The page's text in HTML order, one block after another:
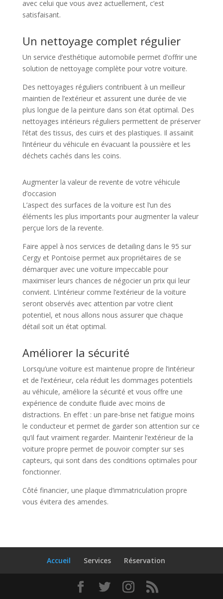
avec celui que vous avez actuellement, c’est
satisfaisant.
Un nettoyage complet régulier
Un service d’esthétique automobile permet d’offrir une
solution de nettoyage complète pour votre voiture.
Des nettoyages réguliers contribuent à un meilleur
maintien de l’extérieur et assurent une durée de vie
plus longue de la peinture dans son état optimal. Des
nettoyages intérieurs réguliers permettent de préserver
l’état des tissus, des cuirs et des plastiques. Il assainit
l’intérieur du véhicule en évacuant la poussière et les
déchets cachés dans les coins.
Augmenter la valeur de revente de votre véhicule
d’occasion
L’aspect des surfaces de la voiture est l’un des
éléments les plus importants pour augmenter la valeur
perçue lors de la revente.
Faire appel à nos services de detailing dans le 95 sur
Cergy et Pontoise permet aux propriétaires de se
démarquer avec une voiture impeccable pour
maximiser leurs chances de négocier un prix qui leur
convient. L’intérieur comme l’extérieur de la voiture
seront observés avec attention par votre client
potentiel, et nous allons nous assurer que chaque
détail soit un état optimal.
Améliorer la sécurité
Lorsqu’une voiture est maintenue propre de l’intérieur
et de l’extérieur, cela réduit les dommages potentiels
au véhicule, améliore la sécurité et vous offre une
expérience de conduite fluide avec moins de
distractions. En effet : un pare-brise net fatigue moins
le conducteur et permet de garder son attention sur ce
qu’il faut vraiment regarder. Maintenir l’extérieur de la
voiture propre permet de pouvoir compter sur ses
capteurs, qui sont dans des conditions optimales pour
fonctionner.
Côté financier, une plaque d’immatriculation propre
vous évitera des amendes.
Accueil Services Réservation